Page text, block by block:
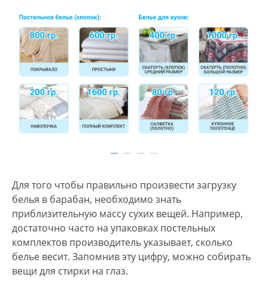
Для того чтобы правильно произвести загрузку
белья в барабан, необходимо знать
приблизительную массу сухих вещей. Например,
достаточно часто на упаковках постельных
комплектов производитель указывает, сколько
белье весит. Запомнив эту цифру, можно собирать
вещи для стирки на глаз.